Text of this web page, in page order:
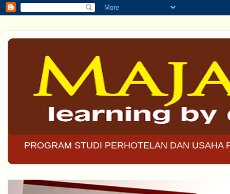
PROGRAM STUDI PERHOTELAN DAN USAHA